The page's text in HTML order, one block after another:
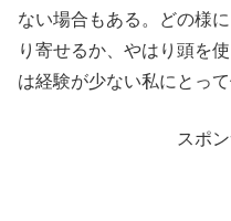
ない場合もある。どの様
り寄せるか、やはり頭を
は経験が少ない私にとっ
スポ